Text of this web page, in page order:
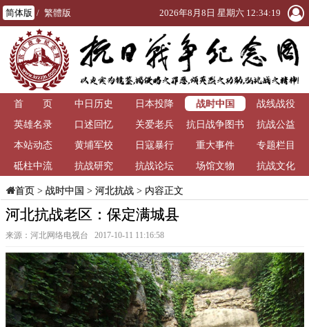
简体版 / 繁體版 2026年8月8日 星期六 12:34:19
首 页 中日历史 日本投降 战时中国
战线战役
英雄名录
口述回忆 关爱老兵
抗日战争图书
馆
抗战公益
本站动态
黄埔军校 日寇暴行 重大事件
专题栏目
砥柱中流
抗战研究 抗战论坛 场馆文物 抗战文化
首页> 战时中国 > 河北抗战> 内容正文
河北抗战老区：保定满城县
来源：河北网络电视台 2017-10-11 11:16:58